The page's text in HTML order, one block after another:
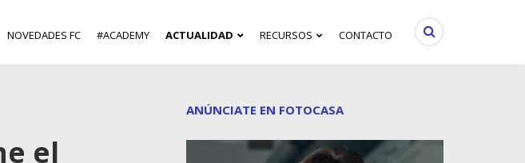
NOVEDADES FC #ACADEMY ACTUALIDAD RECURSOS CONTACTO
el
ANÚNCIATE EN FOTOCASA